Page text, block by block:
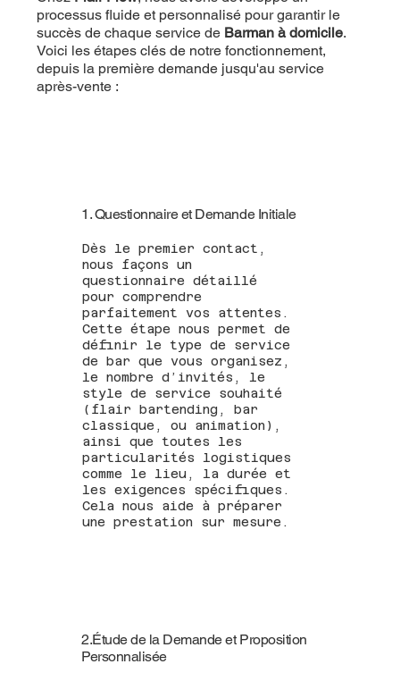
processus fluide et personnalisé pour garantir le
succès de chaque service de Barman à domicile.
Voici les étapes clés de notre fonctionnement,
depuis la première demande jusqu'au service
après-vente :
1. Questionnaire et Demande Initiale
Dès le premier contact,
nous façons un
questionnaire détaillé
pour comprendre
parfaitement vos attentes.
Cette étape nous permet de
définir le type de service
de bar que vous organisez,
le nombre d’invités, le
style de service souhaité
(flair bartending, bar
classique, ou animation),
ainsi que toutes les
particularités logistiques
comme le lieu, la durée et
les exigences spécifiques.
Cela nous aide à préparer
une prestation sur mesure.
2.Étude de la Demande et Proposition
Personnalisée